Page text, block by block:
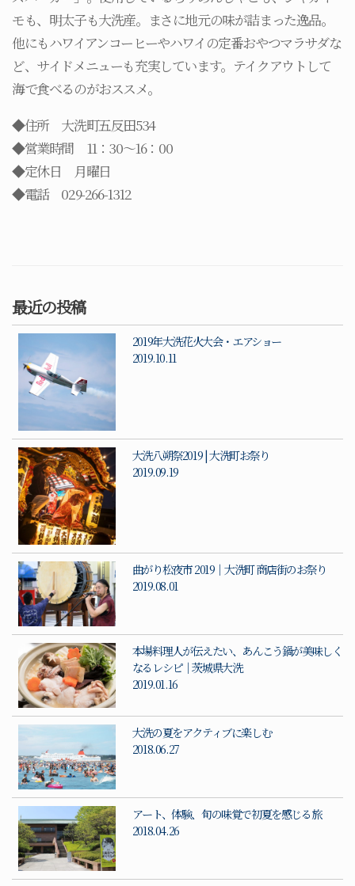
モも、明太子も大洗産。まさに地元の味が詰まった逸品。
他にもハワイアンコーヒーやハワイの定番おやつマラサダな
ど、サイドメニューも充実しています。テイクアウトして
海で食べるのがおススメ。
◆住所 大洗町五反田534
◆営業時間 11：30～16：00
◆定休日 月曜日
◆電話 029-266-1312
最近の投稿
2019年大洗花火大会・エアショー
2019.10.11
大洗八朔祭2019 | 大洗町お祭り
2019.09.19
曲がり松夜市 2019｜大洗町 商店街のお祭り
2019.08.01
本場料理人が伝えたい、あんこう鍋が美味しく
なるレシピ｜茨城県大洗
2019.01.16
大洗の夏をアクティブに楽しむ
2018.06.27
アート、体験、旬の味覚で初夏を感じる旅
2018.04.26